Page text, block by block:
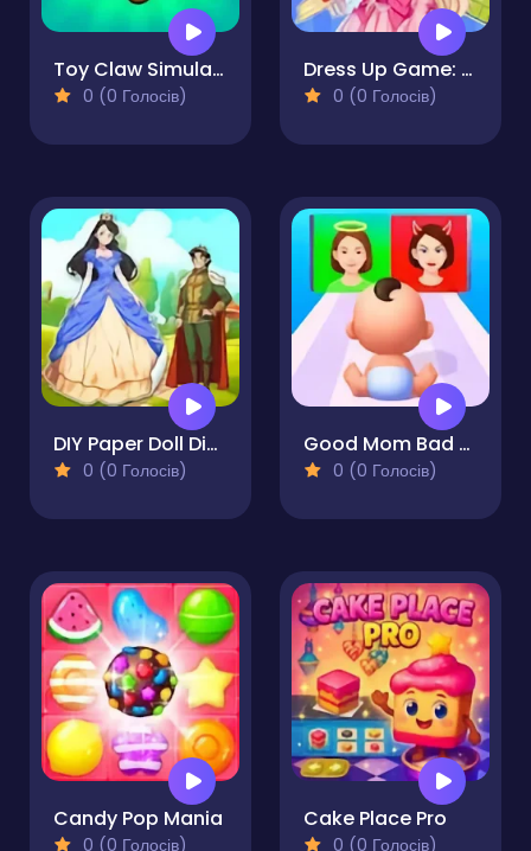
Toy Claw Simulator
0 (0 Голосів)
Dress Up Game: Princess Doll
0 (0 Голосів)
DIY Paper Doll Diary
0 (0 Голосів)
Good Mom Bad Mom
0 (0 Голосів)
Candy Pop Mania
0 (0 Голосів)
Cake Place Pro
0 (0 Голосів)